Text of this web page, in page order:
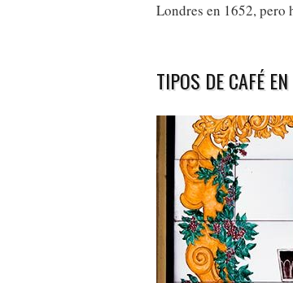
Londres en 1652, pero
TIPOS DE CAFÉ